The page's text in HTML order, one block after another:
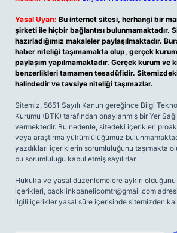
Yasal Uyarı: Bu internet sitesi, herhangi bir
şirketi ile hiçbir bağlantısı bulunmamaktadır.
hazırladığımız makaleler paylaşılmaktadır.
haber niteliği taşımamakta olup, gerçek
paylaşım yapılmamaktadır. Gerçek kurum ve
benzerlikleri tamamen tesadüfidir.
halindedir ve tavsiye niteliği taşımazlar.
Sitemiz, 5651 Sayılı Kanun gereğince Bilgi
Kurumu (BTK) tarafından onaylanmış bir Yer
vermektedir. Bu nedenle, sitedeki içerikleri
veya araştırma yükümlülüğümüz
yazdıkları içeriklerin sorumluluğunu taşımakta
bu sorumluluğu kabul etmiş sayılırlar.
Hukuka ve yasal düzenlemelere aykırı
içerikleri, backlinkpanelicomtr@gmail.com
ilgili içerikler yasal süre içerisinde sitemizden